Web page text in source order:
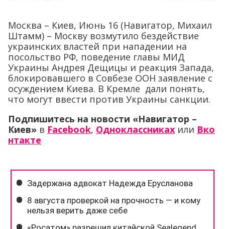
Москва – Киев, Июнь 16 (Навигатор, Михаил
Штамм) – Москву возмутило бездействие
украинских властей при нападении на
посольство РФ, поведение главы МИД
Украины Андрея Дещицы и реакция Запада,
блокировавшего в Совбезе ООН заявление с
осуждением Киева. В Кремле дали понять,
что могут ввести против Украины санкции.
Подпишитесь на новости «Навигатор –
Киев» в Facebook, Одноклассниках или Вко
нтакте